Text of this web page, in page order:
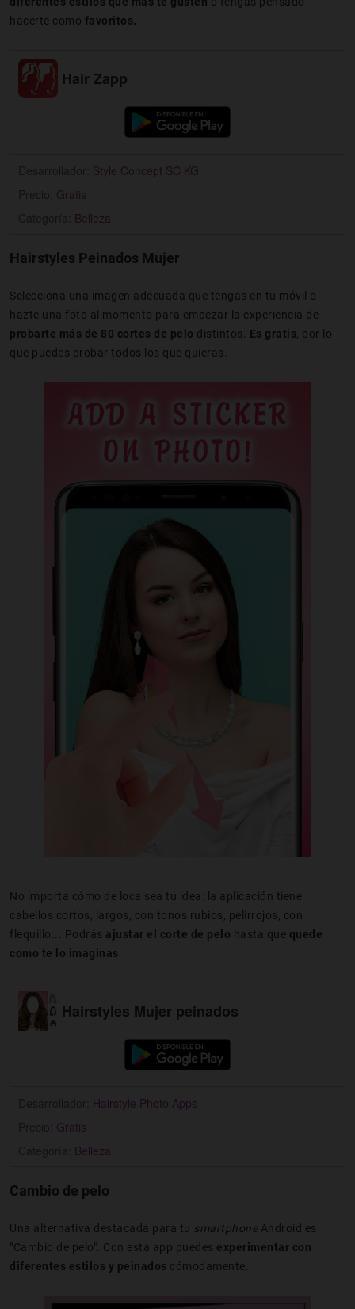
hacerte como favoritos.
Hair Zapp
Style Concept SC KG
Gratis
Belleza
Hairstyles Peinados Mujer
Selecciona una imagen adecuada que tengas en tu móvil o
hazte una foto al momento para empezar la experiencia de
probarte más de 80 cortes de pelo distintos. Es gratis, por lo
que puedes probar todos los que quieras.
No importa cómo de loca sea tu idea: la aplicación tiene
cabellos cortos, largos, con tonos rubios, pelirrojos, con
flequillo... Podrás ajustar el corte de pelo hasta que quede
como te lo imaginas
Hairstyles Mujer peinados
Hairstyle Photo Apps
Gratis
Belleza
Cambio de pelo
Una alternativa destacada para tu smartphone Android es
"Cambio de pelo". Con esta app puedes experimentar con
diferentes estilos y peinados cómodamente.